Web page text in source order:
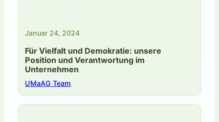
Januar 24, 2024
Für Vielfalt und Demokratie: unsere
Position und Verantwortung im
Unternehmen
UMaAG Team